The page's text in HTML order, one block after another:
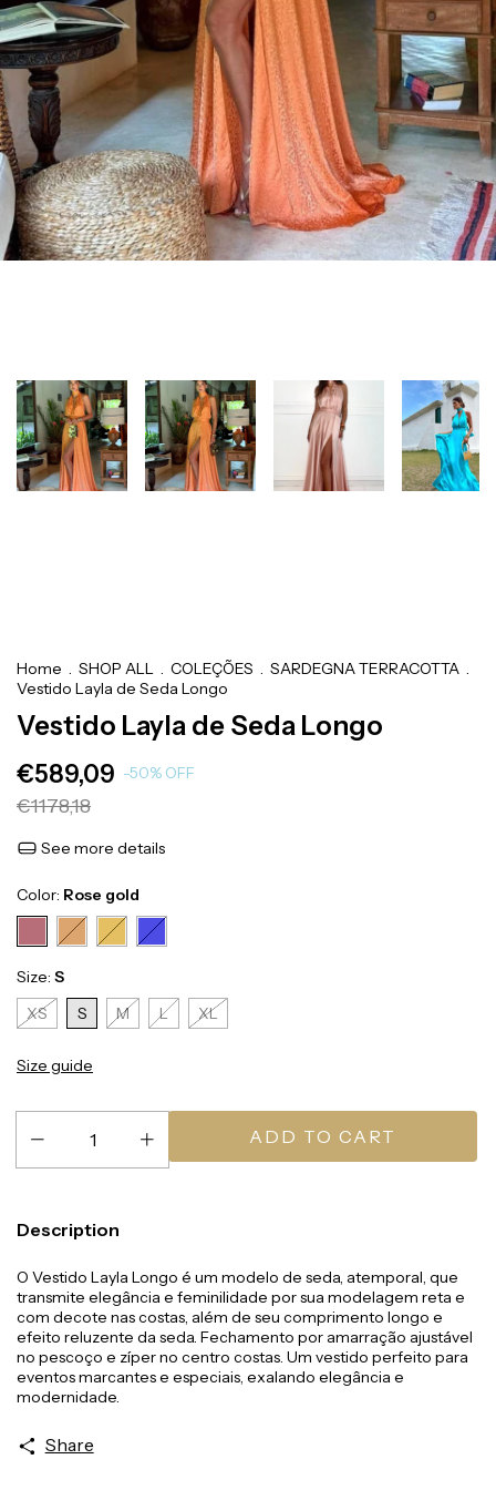
Home . SHOP ALL . COLEÇÕES . SARDEGNA TERRACOTTA .
Vestido Layla de Seda Longo
Vestido Layla de Seda Longo
€589,09 -50% OFF
€1178,18
See more details
Color: Rose gold
Size: S
XS
S M L XL
Size guide
Description
O Vestido Layla Longo é um modelo de seda, atemporal, que
transmite elegância e feminilidade por sua modelagem reta e
com decote nas costas, além de seu comprimento longo e
efeito reluzente da seda. Fechamento por amarração ajustável
no pescoço e zíper no centro costas. Um vestido perfeito para
eventos marcantes e especiais, exalando elegância e
modernidade.
Share